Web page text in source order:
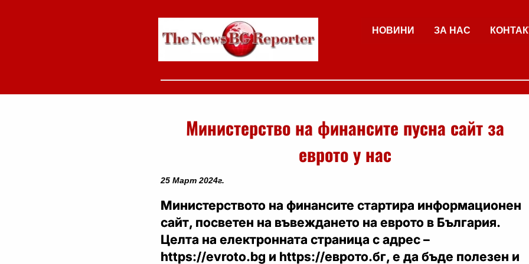
НОВИНИ ЗА НАС
Министерство на финансите пусна сайт за
еврото у нас
25 Март 2024г.
Министерството на финансите стартира информационен
сайт, посветен на въвеждането на еврото в България.
Целта на електронната страница с адрес –
https://evroto.bg и https://еврото.бг, е да бъде полезен и